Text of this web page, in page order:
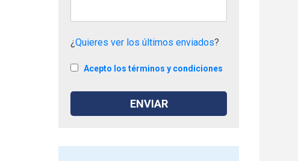
¿Quieres ver los últimos enviados?
Acepto los términos y condiciones